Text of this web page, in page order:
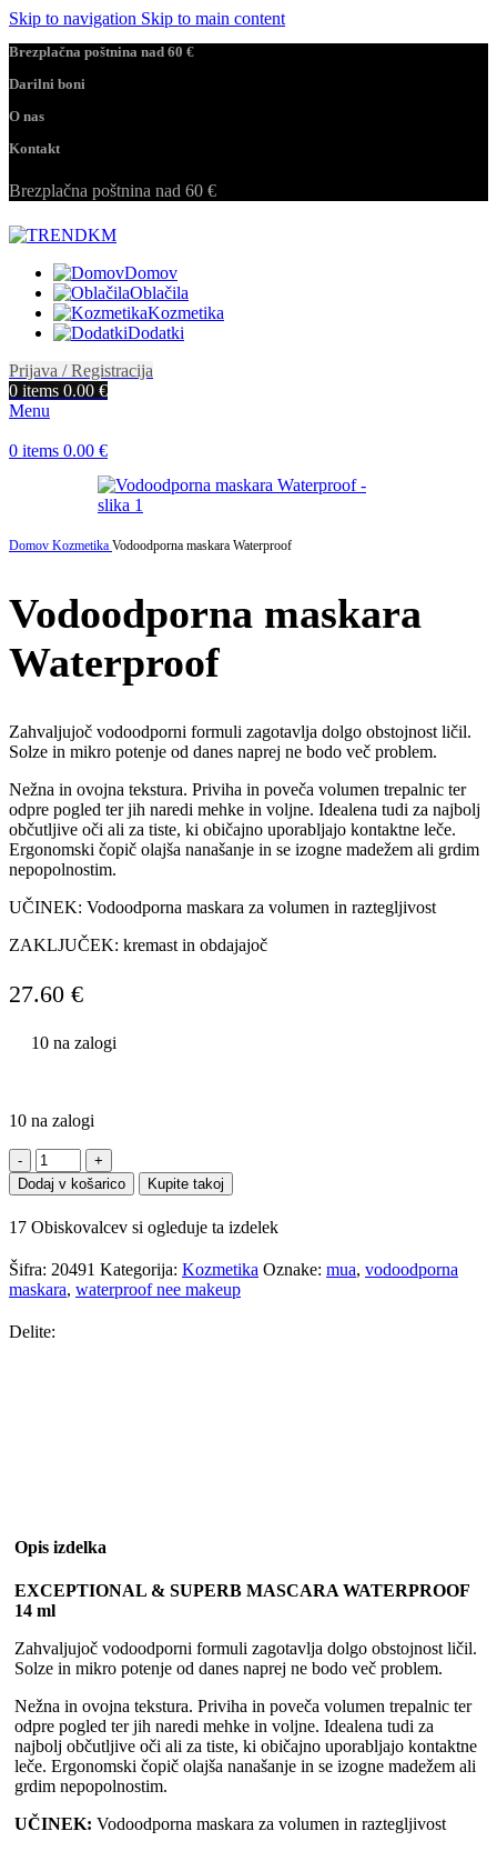
Skip to navigation Skip to main content
Brezplačna poštnina nad 60 €
Darilni boni
O nas
Kontakt
Brezplačna poštnina nad 60 €
Domov
Oblačila
Kozmetika
Dodatki
Prijava / Registracija
0 items 0.00 €
Menu
0 items 0.00 €
Domov Kozmetika Vodoodporna maskara Waterproof
Vodoodporna maskara
Waterproof
Zahvaljujoč vodoodporni formuli zagotavlja dolgo obstojnost ličil.
Solze in mikro potenje od danes naprej ne bodo več problem.
Nežna in ovojna tekstura. Priviha in poveča volumen trepalnic ter
odpre pogled ter jih naredi mehke in voljne. Idealena tudi za najbolj
občutljive oči ali za tiste, ki običajno uporabljajo kontaktne leče.
Ergonomski čopič olajša nanašanje in se izogne ​​madežem ali grdim
nepopolnostim.
UČINEK: Vodoodporna maskara za volumen in raztegljivost
ZAKLJUČEK: kremast in obdajajoč
27.60 €
10 na zalogi
10 na zalogi
Vodoodporna
maskara
Waterproof
količina
Dodaj v košarico Kupite takoj
17 Obiskovalcev si ogleduje ta izdelek
Šifra: 20491 Kategorija: Kozmetika Oznake: mua, vodoodporna
maskara, waterproof nee makeup
Delite:
Opis izdelka
EXCEPTIONAL & SUPERB MASCARA WATERPROOF
14 ml
Zahvaljujoč vodoodporni formuli zagotavlja dolgo obstojnost ličil.
Solze in mikro potenje od danes naprej ne bodo več problem.
Nežna in ovojna tekstura. Priviha in poveča volumen trepalnic ter
odpre pogled ter jih naredi mehke in voljne. Idealena tudi za
najbolj občutljive oči ali za tiste, ki običajno uporabljajo kontaktne
leče. Ergonomski čopič olajša nanašanje in se izogne ​​madežem ali
grdim nepopolnostim.
UČINEK: Vodoodporna maskara za volumen in raztegljivost